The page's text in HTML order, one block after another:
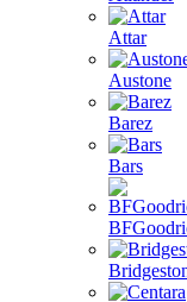
Attar
Austone
Barez
Bars